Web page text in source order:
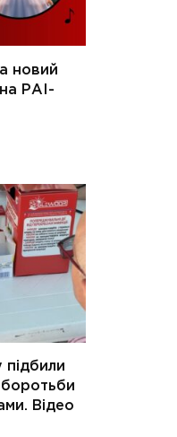
новий
РАІ-
підбили
боротьби
Відео